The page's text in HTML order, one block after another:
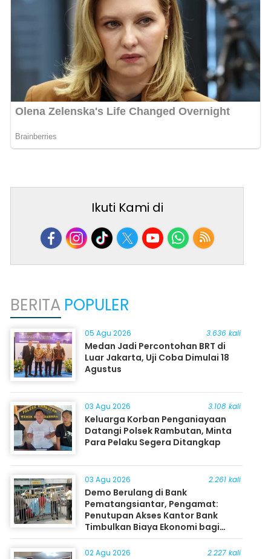
Ikuti Kami di
BERITA POPULER
05 Agu 2026 3.636 kali
Medan Jadi Percontohan BRT di
Luar Jakarta, Uji Coba Dimulai 18
Agustus
03 Agu 2026 3.108 kali
Keluarga Korban Penganiayaan
Datangi Polsek Rambutan, Minta
Para Pelaku Segera Ditangkap
03 Agu 2026 2.261 kali
Demo Berulang di Bank
Pematangsiantar, Pengamat:
Penutupan Akses Kantor Bank
Timbulkan Biaya Ekonomi bagi
Masyarakat
02 Agu 2026 2.227 kali